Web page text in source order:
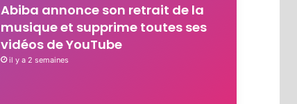
Abiba annonce son retrait de la
musique et supprime toutes ses
vidéos de YouTube
il y a 2 semaines